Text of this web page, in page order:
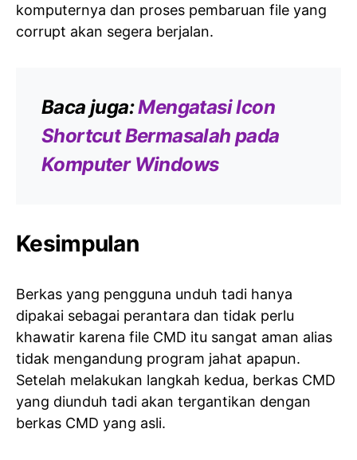
komputernya dan proses pembaruan file yang
corrupt akan segera berjalan.
Baca juga:Mengatasi Icon
Shortcut Bermasalah pada
Komputer Windows
Kesimpulan
Berkas yang pengguna unduh tadi hanya
dipakai sebagai perantara dan tidak perlu
khawatir karena file CMD itu sangat aman alias
tidak mengandung program jahat apapun.
Setelah melakukan langkah kedua, berkas CMD
yang diunduh tadi akan tergantikan dengan
berkas CMD yang asli.